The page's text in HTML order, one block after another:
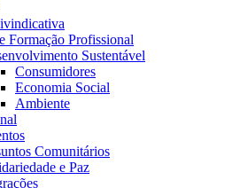
Formação Profissional
Sustentável
Consumidores
Economia Social
Ambiente
Comunitários
e Paz